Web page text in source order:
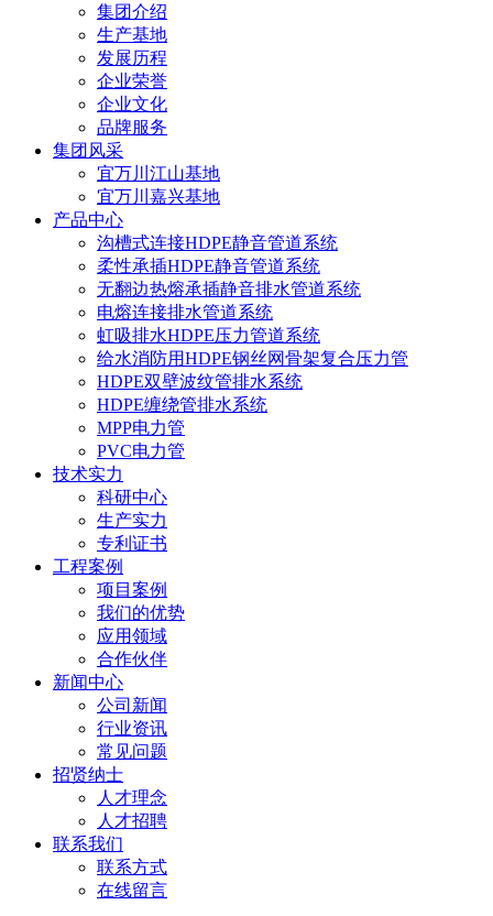
集团介绍
生产基地
发展历程
企业荣誉
企业文化
品牌服务
集团风采
宜万川江山基地
宜万川嘉兴基地
产品中心
沟槽式连接HDPE静音管道系统
柔性承插HDPE静音管道系统
无翻边热熔承插静音排水管道系统
电熔连接排水管道系统
虹吸排水HDPE压力管道系统
给水消防用HDPE钢丝网骨架复合压力管
HDPE双壁波纹管排水系统
HDPE缠绕管排水系统
MPP电力管
PVC电力管
技术实力
科研中心
生产实力
专利证书
工程案例
项目案例
我们的优势
应用领域
合作伙伴
新闻中心
公司新闻
行业资讯
常见问题
招贤纳士
人才理念
人才招聘
联系我们
联系方式
在线留言